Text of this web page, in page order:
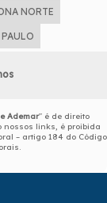
NORTE
Ademar" é de direito
nossos links, é proibida
– artigo 184 do Código